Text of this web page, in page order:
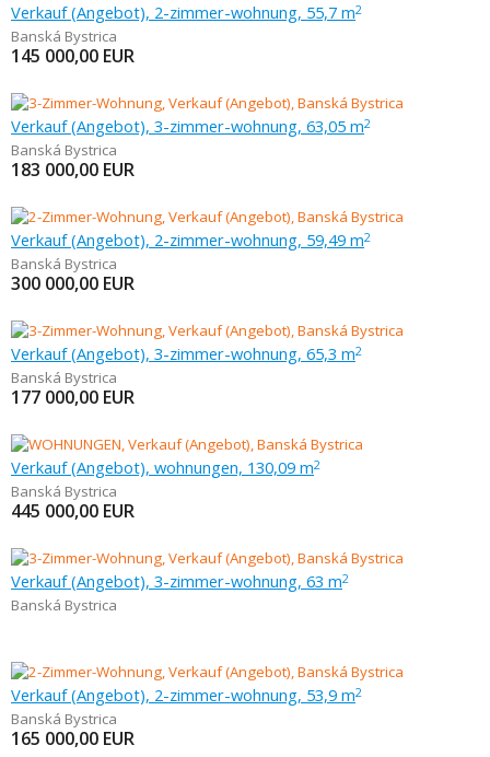
Verkauf (Angebot), 2-zimmer-wohnung, 55,7 m2
Banská Bystrica
145 000,00 EUR
Verkauf (Angebot), 3-zimmer-wohnung, 63,05 m2
Banská Bystrica
183 000,00 EUR
Verkauf (Angebot), 2-zimmer-wohnung, 59,49 m2
Banská Bystrica
300 000,00 EUR
Verkauf (Angebot), 3-zimmer-wohnung, 65,3 m2
Banská Bystrica
177 000,00 EUR
Verkauf (Angebot), wohnungen, 130,09 m2
Banská Bystrica
445 000,00 EUR
Verkauf (Angebot), 3-zimmer-wohnung, 63 m2
Banská Bystrica
Verkauf (Angebot), 2-zimmer-wohnung, 53,9 m2
Banská Bystrica
165 000,00 EUR